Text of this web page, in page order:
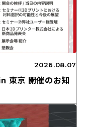
2026.08.07
東京 開催のお知